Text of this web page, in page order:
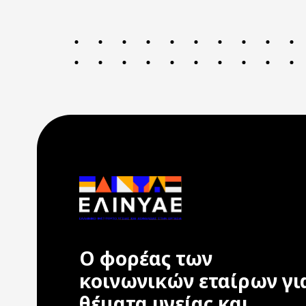
Ο φορέας των
κοινωνικών εταίρων